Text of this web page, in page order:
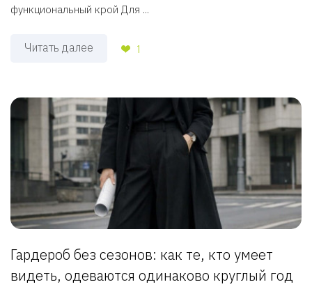
функциональный крой Для ...
Читать далее 1
Гардероб без сезонов: как те, кто умеет
видеть, одеваются одинаково круглый год